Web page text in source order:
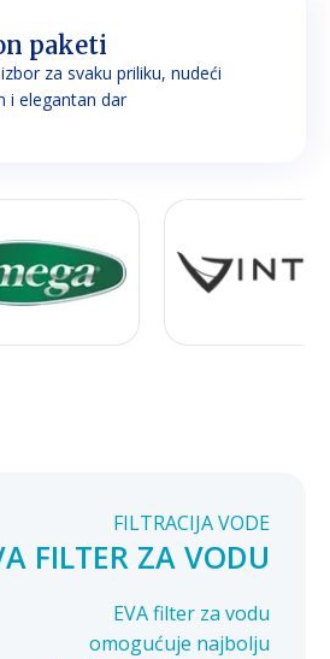
paketi
za svaku priliku, nudeći
i elegantan dar
FILTRACIJA VODE
FILTER ZA VODU
EVA filter za vodu
omogućuje najbolju